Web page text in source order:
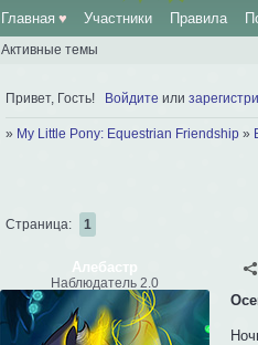
Главная ♥ Участники Правила
Активные темы
Привет, Гость! Войдите или
» My Little Pony: Equestrian Friendship »
Страница: 1
Алебастр
Наблюдатель 2.0